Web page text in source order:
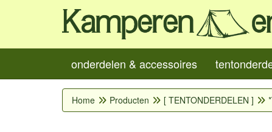
onderdelen & accessoires
Home Producten [ TENTONDERDELEN ]